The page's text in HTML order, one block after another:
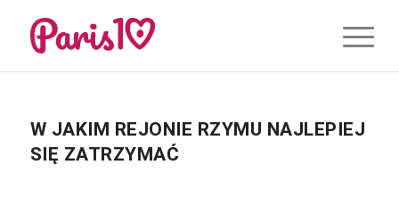
W JAKIM REJONIE RZYMU NAJLEPIEJ
SIĘ ZATRZYMAĆ